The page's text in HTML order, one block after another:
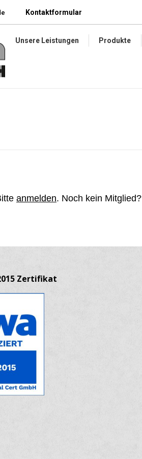
Kontaktformular
Unsere Leistungen Produkte
anmelden. Noch kein Mitglied?
Zertifikat
Downloads